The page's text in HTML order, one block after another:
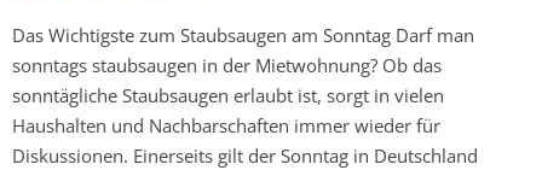
Das Wichtigste zum Staubsaugen am Sonntag Darf man
sonntags staubsaugen in der Mietwohnung? Ob das
sonntägliche Staubsaugen erlaubt ist, sorgt in vielen
Haushalten und Nachbarschaften immer wieder für
Diskussionen. Einerseits gilt der Sonntag in Deutschland